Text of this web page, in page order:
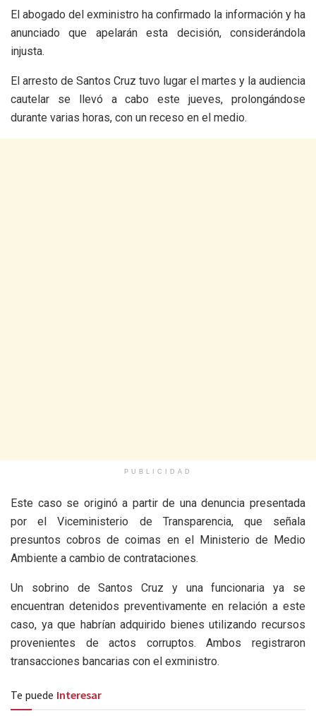
El abogado del exministro ha confirmado la información y ha
anunciado que apelarán esta decisión, considerándola
injusta.
El arresto de Santos Cruz tuvo lugar el martes y la audiencia
cautelar se llevó a cabo este jueves, prolongándose
durante varias horas, con un receso en el medio.
PUBLICIDAD
Este caso se originó a partir de una denuncia presentada
por el Viceministerio de Transparencia, que señala
presuntos cobros de coimas en el Ministerio de Medio
Ambiente a cambio de contrataciones.
Un sobrino de Santos Cruz y una funcionaria ya se
encuentran detenidos preventivamente en relación a este
caso, ya que habrían adquirido bienes utilizando recursos
provenientes de actos corruptos. Ambos registraron
transacciones bancarias con el exministro.
Te puede Interesar